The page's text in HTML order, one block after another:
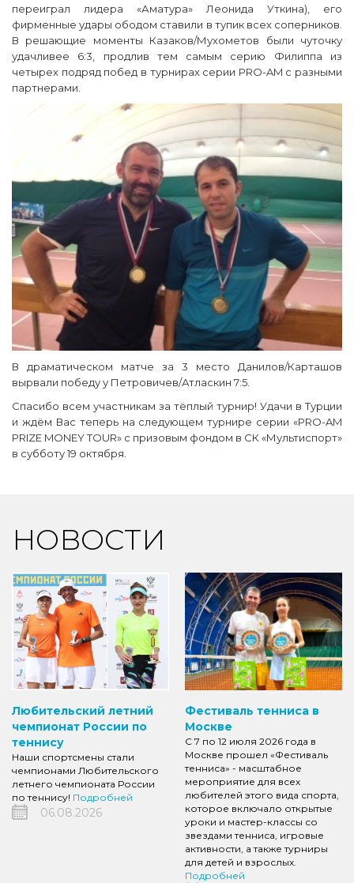
переиграл лидера «Аматура» Леонида Уткина), его
фирменные удары ободом ставили в тупик всех соперников.
В решающие моменты Казаков/Мухометов были чуточку
удачливее 6:3, продлив тем самым серию Филиппа из
четырех подряд побед в турнирах серии PRO-AM с разными
партнерами.
В драматическом матче за 3 место Данилов/Карташов
вырвали победу у Петровичев/Атласкин 7:5.
Спасибо всем участникам за тёплый турнир! Удачи в Турции
и ждём Вас теперь на следующем турнире серии «PRO-AM
PRIZE MONEY TOUR» с призовым фондом в СК «Мультиспорт»
в субботу 19 октября.
НОВОСТИ
Любительский летний
чемпионат России по
теннису
Наши спортсмены стали
чемпионами Любительского
летнего чемпионата России
по теннису! Подробней
06.08.2026
Фестиваль тенниса в
Москве
С 7 по 12 июля 2026 года в
Москве прошел «Фестиваль
тенниса» - масштабное
мероприятие для всех
любителей этого вида спорта,
которое включало открытые
уроки и мастер-классы со
звездами тенниса, игровые
активности, а также турниры
для детей и взрослых.
Подробней